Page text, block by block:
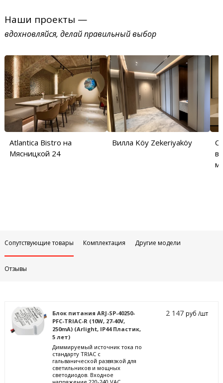
Наши проекты —
вдохновляйся, делай правильный выбор
Atlantica Bistro на
Мясницкой 24
Вилла Köy Zekeriyaköy
Сопутствующие товары Комплектация Другие модели
Отзывы
Блок питания ARJ-SP-40250-
PFC-TRIAC-R (10W, 27-40V,
250mA) (Arlight, IP44 Пластик,
5 лет)
Диммируемый источник тока по
стандарту TRIAC с
гальванической развязкой для
светильников и мощных
светодиодов. Входное
2 147руб /шт